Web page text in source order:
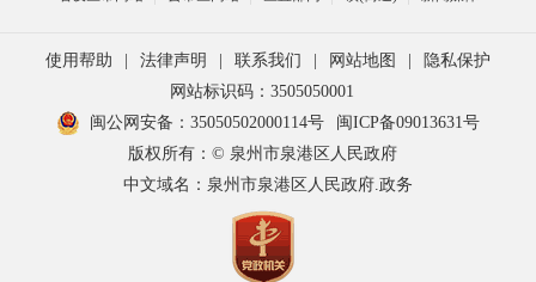
使用帮助 | 法律声明 | 联系我们 | 网站地图 |
隐私保护
网站标识码：3505050001
闽公网安备：35050502000114号
闽ICP备09013631号
版权所有：© 泉州市泉港区人民政府
中文域名：泉州市泉港区人民政府.政务